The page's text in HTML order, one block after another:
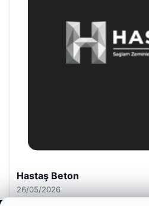
Enes Kaplan Avukatlık Bürosu
28/04/2026